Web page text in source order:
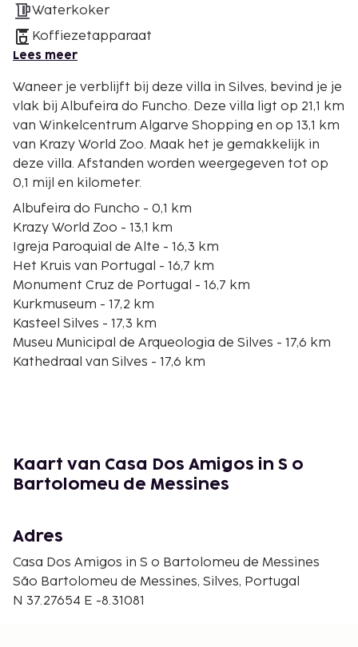
Waterkoker
Koffiezetapparaat
Lees meer
Waneer je verblijft bij deze villa in Silves, bevind je je
vlak bij Albufeira do Funcho. Deze villa ligt op 21,1 km
van Winkelcentrum Algarve Shopping en op 13,1 km
van Krazy World Zoo. Maak het je gemakkelijk in
deze villa. Afstanden worden weergegeven tot op
0,1 mijl en kilometer.
Albufeira do Funcho - 0,1 km
Krazy World Zoo - 13,1 km
Igreja Paroquial de Alte - 16,3 km
Het Kruis van Portugal - 16,7 km
Monument Cruz de Portugal - 16,7 km
Kurkmuseum - 17,2 km
Kasteel Silves - 17,3 km
Museu Municipal de Arqueologia de Silves - 17,6 km
Kathedraal van Silves - 17,6 km
Festival Internacional de Escultura em Areia - 19,9
km
Portimao (PRM) - 37 km
Faro (FAO-Faro Intl.) - 53,1 km
De accommodatie heeft een tuin waar je van het
uitzicht kunt genieten, maar profiteer ook van
Kaart van Casa Dos Amigos in S o
Bartolomeu de Messines
Adres
Casa Dos Amigos in S o Bartolomeu de Messines
São Bartolomeu de Messines, Silves, Portugal
N 37.27654 E -8.31081